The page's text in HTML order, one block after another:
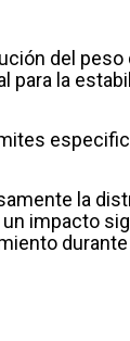
del
la
la
impacto
durante